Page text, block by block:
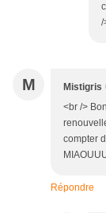
/
M Mistigris
<br />
compter
Répondre